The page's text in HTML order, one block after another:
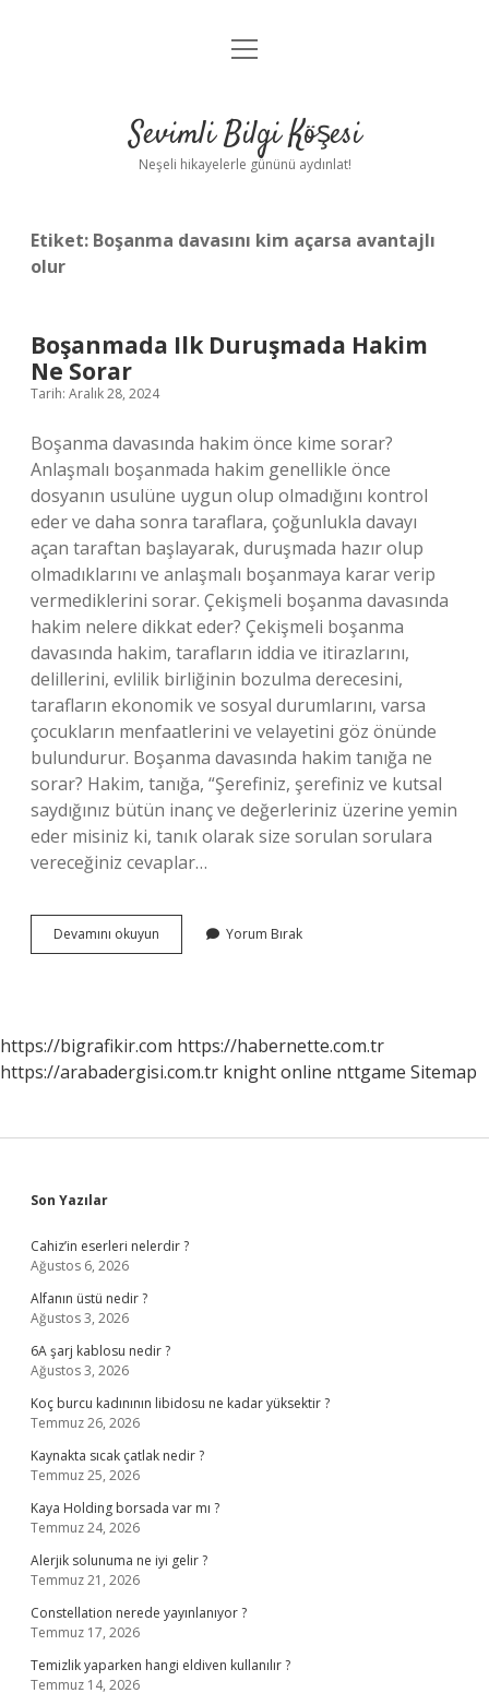
Anasayfa
Yasal Uyarı
menüyü
Sevimli Bilgi Köşesi
Neşeli hikayelerle gününü aydınlat!
Etiket: Boşanma davasını kim açarsa avantajlı
olur
Boşanmada Ilk Duruşmada Hakim
Ne Sorar
Tarih: Aralık 28, 2024
Boşanma davasında hakim önce kime sorar?
Anlaşmalı boşanmada hakim genellikle önce
dosyanın usulüne uygun olup olmadığını kontrol
eder ve daha sonra taraflara, çoğunlukla davayı
açan taraftan başlayarak, duruşmada hazır olup
olmadıklarını ve anlaşmalı boşanmaya karar verip
vermediklerini sorar. Çekişmeli boşanma davasında
hakim nelere dikkat eder? Çekişmeli boşanma
davasında hakim, tarafların iddia ve itirazlarını,
delillerini, evlilik birliğinin bozulma derecesini,
tarafların ekonomik ve sosyal durumlarını, varsa
çocukların menfaatlerini ve velayetini göz önünde
bulundurur. Boşanma davasında hakim tanığa ne
sorar? Hakim, tanığa, “Şerefiniz, şerefiniz ve kutsal
saydığınız bütün inanç ve değerleriniz üzerine yemin
eder misiniz ki, tanık olarak size sorulan sorulara
vereceğiniz cevaplar…
Devamını okuyun Boşanmada
Ilk
Yorum Bırak
https://bigrafikir.com https://habernette.com.tr
https://arabadergisi.com.tr knight online nttgame Sitemap
Sidebar
Son Yazılar
Cahiz’in eserleri nelerdir ?
Ağustos 6, 2026
Alfanın üstü nedir ?
Ağustos 3, 2026
6A şarj kablosu nedir ?
Ağustos 3, 2026
Koç burcu kadınının libidosu ne kadar yüksektir ?
Temmuz 26, 2026
Kaynakta sıcak çatlak nedir ?
Temmuz 25, 2026
Kaya Holding borsada var mı ?
Temmuz 24, 2026
Alerjik solunuma ne iyi gelir ?
Temmuz 21, 2026
Constellation nerede yayınlanıyor ?
Temmuz 17, 2026
Temizlik yaparken hangi eldiven kullanılır ?
Temmuz 14, 2026